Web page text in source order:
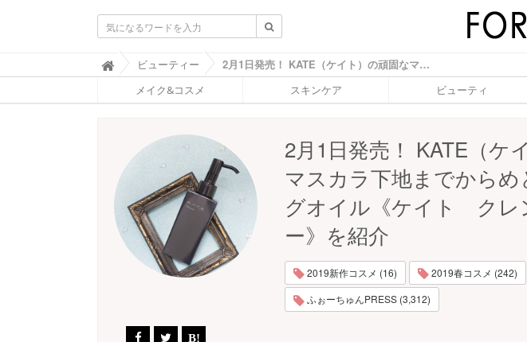
ふ
ぉ
ち
O
R
U
N
ビューティー 2月1日発売！ KATE（ケイト）の頑固なマスカラ下地までからめとるクレンジングオイル《ケイト クレンジンググルー》を紹介 - ふぉーちゅん(FORTUNE)
メイク&コスメ スキンケア ビューティ
2月1日発売！ KATE（ケ
マスカラ下地までから
グオイル《ケイト クレ
ー》を紹介
2019新作コスメ (16)
2019春コスメ (242)
ふぉーちゅんPRESS (3,312)